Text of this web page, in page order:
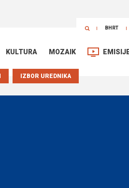
KULTURA MOZAIK
IZBOR UREDNIKA
BHRT